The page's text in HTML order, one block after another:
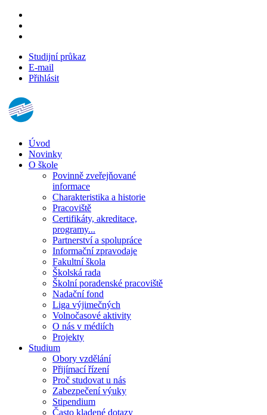
Studijní průkaz
E-mail
Přihlásit
Úvod
Novinky
O škole
Povinně zveřejňované
informace
Charakteristika a historie
Pracoviště
Certifikáty, akreditace,
programy...
Partnerství a spolupráce
Informační zpravodaje
Fakultní škola
Školská rada
Školní poradenské pracoviště
Nadační fond
Liga výjimečných
Volnočasové aktivity
O nás v médiích
Projekty
Studium
Obory vzdělání
Přijímací řízení
Proč studovat u nás
Zabezpečení výuky
Stipendium
Často kladené dotazy